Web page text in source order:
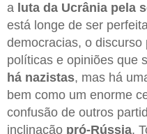
a luta da Ucrânia pela
está longe de ser
democracias, o
políticas e opiniões que
há nazistas, mas há
bem como um enorme
confusão de outros
inclinação pró-Rússia.